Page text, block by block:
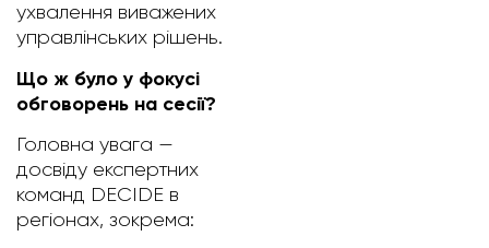
ухвалення виважених
управлінських рішень.
Що ж було у фокусі
обговорень на сесії?
Головна увага —
досвіду експертних
команд DECIDE в
регіонах, зокрема: